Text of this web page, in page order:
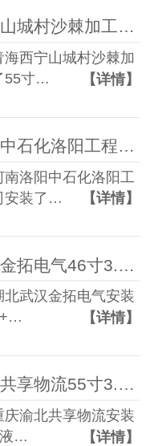
青海西宁山城村沙棘加工厂55寸1.7mm 3*4液晶拼接屏
海西宁山城村沙棘加
55寸…
【详情】
河南洛阳中石化洛阳工程有限公司55寸0.88mm 2*2液晶拼接屏
南洛阳中石化洛阳工
安装了…
【详情】
湖北武汉金拓电气46寸3.5mm 3*3+55寸3.5mm 2*2液晶拼接屏
北武汉金拓电气安装
【详情】
重庆渝北共享物流55寸3.5mm 2*3液晶拼接屏
庆渝北共享物流安装
液…
【详情】